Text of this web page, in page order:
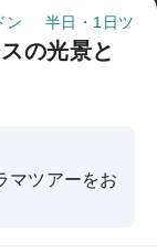
ン 半日・1日ツア
の光景と
マツアーをお
マス当日の聖